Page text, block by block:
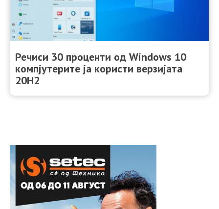
Речиси 30 проценти од Windows 10
компјутерите ја користи верзијата
20H2